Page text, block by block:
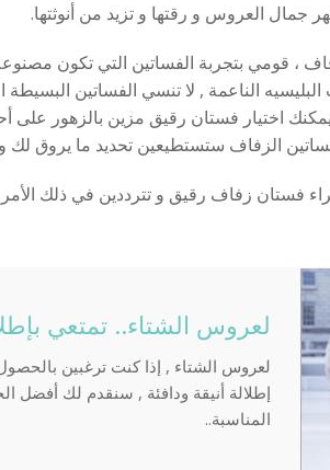
جمال العروس و رقتها و تزيد من أنوثتها.
، قومي بتجربة الفساتين التي تكون
الناعمة , لا تنسي الفساتين البسيطة
يمكنك اختيار فستان رقيق مزين بالزهور على
الزفاف ستستطيعين تحديد ما يروق
فستان زفاف رقيق و تترددين في ذلك
لعروس الشتاء.. تمتعي
لعروس الشتاء , إذا كنت ترغبين
إطلالة أنيقة ودافئة , سنقدم لك أفضل
المناسبة..